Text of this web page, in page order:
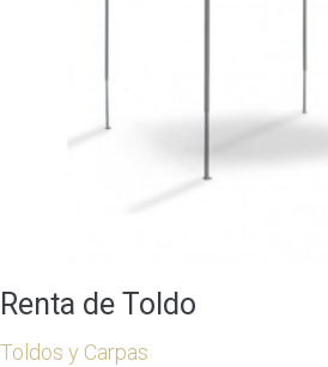
Renta de Toldo
Toldos y Carpas